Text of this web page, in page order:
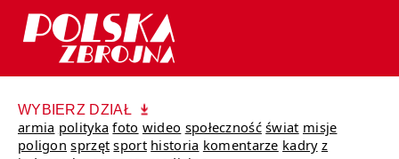
WYBIERZ DZIAŁ
armia polityka foto wideo społeczność świat misje
poligon sprzęt sport historia komentarze kadry z